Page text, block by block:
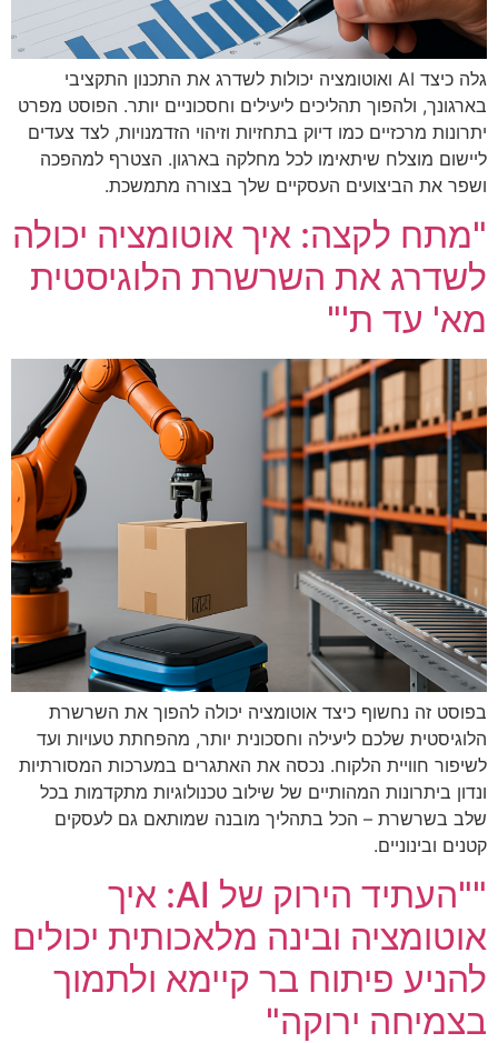
גלה כיצד AI ואוטומציה יכולות לשדרג את התכנון התקציבי
בארגונך, ולהפוך תהליכים ליעילים וחסכוניים יותר. הפוסט מפרט
יתרונות מרכזיים כמו דיוק בתחזיות וזיהוי הזדמנויות, לצד צעדים
ליישום מוצלח שיתאימו לכל מחלקה בארגון. הצטרף למהפכה
ושפר את הביצועים העסקיים שלך בצורה מתמשכת.
"מתח לקצה: איך אוטומציה יכולה
לשדרג את השרשרת הלוגיסטית
מא' עד ת'"
בפוסט זה נחשוף כיצד אוטומציה יכולה להפוך את השרשרת
הלוגיסטית שלכם ליעילה וחסכונית יותר, מהפחתת טעויות ועד
לשיפור חוויית הלקוח. נכסה את האתגרים במערכות המסורתיות
ונדון ביתרונות המהותיים של שילוב טכנולוגיות מתקדמות בכל
שלב בשרשרת – הכל בתהליך מובנה שמותאם גם לעסקים
קטנים ובינוניים.
""העתיד הירוק של AI: איך
אוטומציה ובינה מלאכותית יכולים
להניע פיתוח בר קיימא ולתמוך
בצמיחה ירוקה"